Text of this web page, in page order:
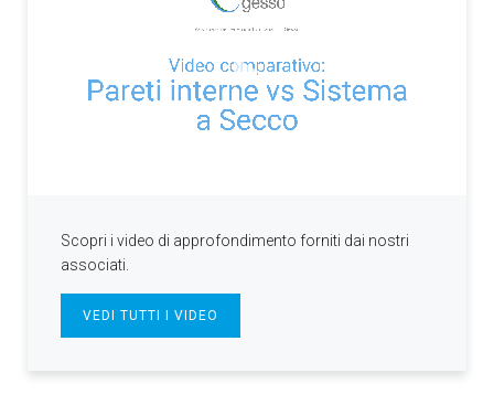
Scopri i video di approfondimento forniti dai nostri
associati.
VEDI TUTTI I VIDEO